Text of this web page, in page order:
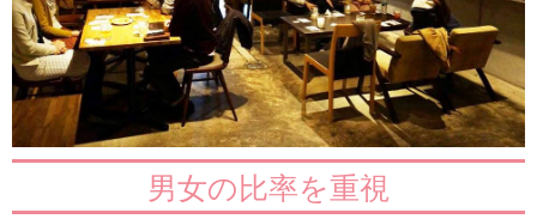
男女の比率を重視